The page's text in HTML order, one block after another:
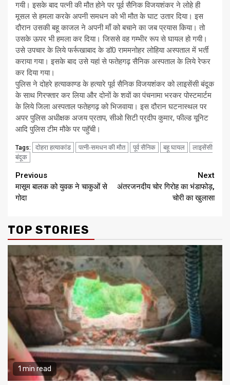
गयी। इसके बाद पत्नी की मौत होने पर पूर्व सैनिक विजयशंकर ने लोहे ही
मूसल से हमला करके अपनी समधन को भी मौत के घाट उतार दिया। इस
दौरान उसकी बहू काजल ने अपनी माँ को बचाने का जब प्रयास किया। तो
उसके ऊपर भी हमला कर दिया। जिससे वह गम्भीर रूप से घायल हो गयी।
उसे उपचार के लिये फर्रूखाबाद के डॉ0 राममनोहर लोहिया अस्पताल में भर्ती
कराया गया। इसके बाद उसे यहां से फतेहगढ़ सैनिक अस्पताल के लिये रेफर
कर दिया गया।
पुलिस ने दोहरे हत्याकाण्ड के हत्यारे पूर्व सैनिक विजयशंकर को लाइसेंसी बंदूक
के साथ गिरफ्तार कर लिया और दोनों के शवों का पंचनामा भरकर पोस्टमार्टम
के लिये जिला अस्पताल फतेहगढ़ को भिजवाया। इस दौरान घटनास्थल पर
अपर पुलिस अधीक्षक अजय प्रताप, सीओ सिटी प्रदीप कुमार, फील्ड यूनिट
आदि पुलिस टीम मौके पर पहुॅची।
Tags: दोहरा हत्याकांड पत्नी-समधन की मौत पूर्व सैनिक बहू घायल
लाइसेंसी
बंदूक
Continue
Reading
Previous
मासूम बालक को युवक ने चाकुओं से
गोदा
Next
अंतरजनदीय चोर गिरोह का भंडाफोड़,
चोरी का खुलासा
TOP STORIES
1 min read